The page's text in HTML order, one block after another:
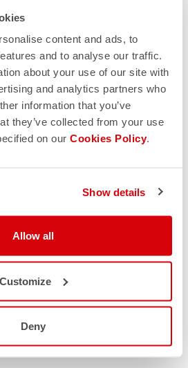
content and ads, to
and to analyse our traffic.
about your use of our site with
and analytics partners who
information that you’ve
they’ve collected from your use
on our Cookies Policy.
Show details
Allow all
Customize
Deny